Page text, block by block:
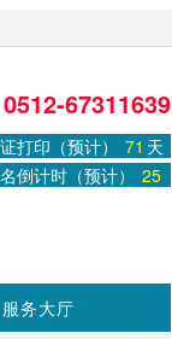
方信息以江苏教育
或注册|学习中心
0512-67311639
打印（预计） 71 天
倒计时（预计） 25
服务大厅